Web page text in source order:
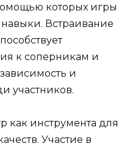
которых игры
Встраивание
к соперникам и
и
участников.
как инструмента для
Участие в